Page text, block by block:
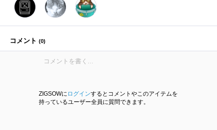
コメント (0)
ZIGSOWに ログインするとコメントやこのアイテムを
持っているユーザー全員に質問できます。